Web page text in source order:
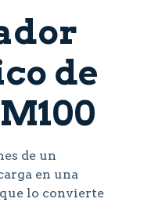
de
de un
en una
lo convierte